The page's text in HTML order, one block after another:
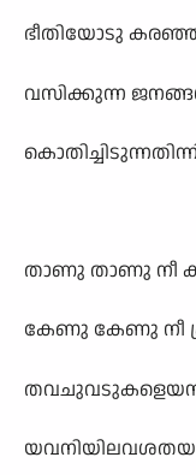
ഭീതിയോടു
വസിക്കുന്ന
താണു താണു നീ
കേണു കേണു നീ